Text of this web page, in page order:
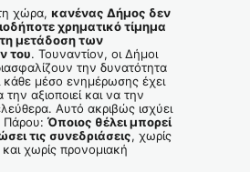
χώρα, κανένας Δήμος δεν
χρηματικό τίμημα
μετάδοση των
του. Τουναντίον, οι Δήμοι
την δυνατότητα
κάθε μέσο ενημέρωσης έχει
αξιοποιεί και να την
Αυτό ακριβώς ισχύει
Πάρου: Όποιος θέλει μπορεί
τις συνεδριάσεις, χωρίς
χωρίς προνομιακή